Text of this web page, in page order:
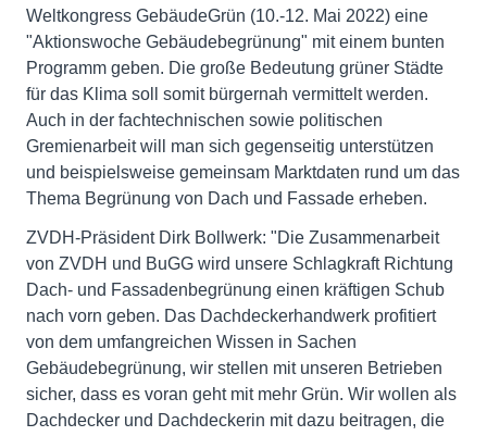
Weltkongress GebäudeGrün (10.-12. Mai 2022) eine
"Aktionswoche Gebäudebegrünung" mit einem bunten
Programm geben. Die große Bedeutung grüner Städte
für das Klima soll somit bürgernah vermittelt werden.
Auch in der fachtechnischen sowie politischen
Gremienarbeit will man sich gegenseitig unterstützen
und beispielsweise gemeinsam Marktdaten rund um das
Thema Begrünung von Dach und Fassade erheben.
ZVDH-Präsident Dirk Bollwerk: "Die Zusammenarbeit
von ZVDH und BuGG wird unsere Schlagkraft Richtung
Dach- und Fassadenbegrünung einen kräftigen Schub
nach vorn geben. Das Dachdeckerhandwerk profitiert
von dem umfangreichen Wissen in Sachen
Gebäudebegrünung, wir stellen mit unseren Betrieben
sicher, dass es voran geht mit mehr Grün. Wir wollen als
Dachdecker und Dachdeckerin mit dazu beitragen, die